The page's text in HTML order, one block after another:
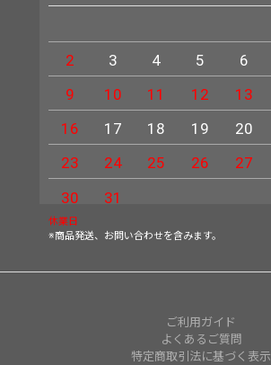
2
3 4 5 6
9
10 11 12 13
16
17 18 19 20
23
24 25 26 27
30
31
休業日
※商品発送、お問い合わせを含みます。
ご利用ガイド
よくあるご質問
特定商取引法に基づく表示